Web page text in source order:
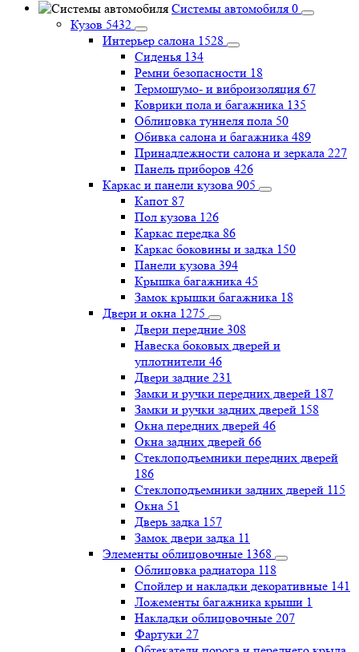
Системы автомобиля 0
Кузов 5432
Интерьер салона 1528
Сиденья 134
Ремни безопасности 18
Термошумо- и виброизоляция 67
Коврики пола и багажника 135
Облицовка туннеля пола 50
Обивка салона и багажника 489
Принадлежности салона и зеркала 227
Панель приборов 426
Каркас и панели кузова 905
Капот 87
Пол кузова 126
Каркас передка 86
Каркас боковины и задка 150
Панели кузова 394
Крышка багажника 45
Замок крышки багажника 18
Двери и окна 1275
Двери передние 308
Навеска боковых дверей и
уплотнители 46
Двери задние 231
Замки и ручки передних дверей 187
Замки и ручки задних дверей 158
Окна передних дверей 46
Окна задних дверей 66
Стеклоподъемники передних дверей
186
Стеклоподъемники задних дверей 115
Окна 51
Дверь задка 157
Замок двери задка 11
Элементы облицовочные 1368
Облицовка радиатора 118
Спойлер и накладки декоративные 141
Ложементы багажника крыши 1
Накладки облицовочные 207
Фартуки 27